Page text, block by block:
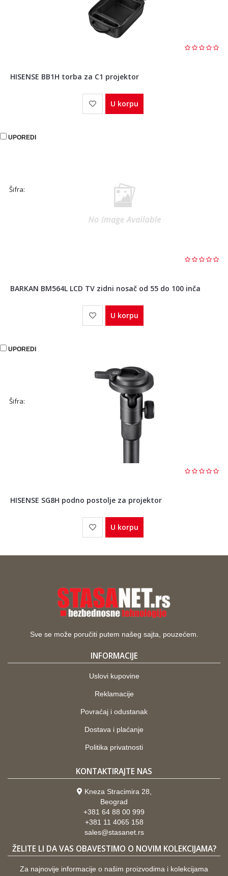
HISENSE BB1H torba za C1 projektor
U korpu
UPOREDI
Šifra:
BARKAN BM564L LCD TV zidni nosač od 55 do 100 inča
U korpu
UPOREDI
Šifra:
HISENSE SG8H podno postolje za projektor
U korpu
Sve se može poručiti putem našeg sajta, pouzećem.
INFORMACIJE
Uslovi kupovine
Reklamacije
Povraćaj i odustanak
Dostava i plaćanje
Politika privatnosti
KONTAKTIRAJTE NAS
Kneza Stracimira 28,
Beograd
+381 64 88 00 999
+381 11 4065 158
sales@stasanet.rs
ŽELITE LI DA VAS OBAVESTIMO O NOVIM KOLEKCIJAMA?
Za najnovije informacije o našim proizvodima i kolekcijama